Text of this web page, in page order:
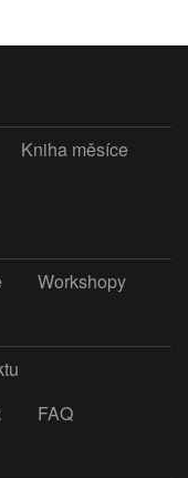
Kniha měsíce
Workshopy
FAQ